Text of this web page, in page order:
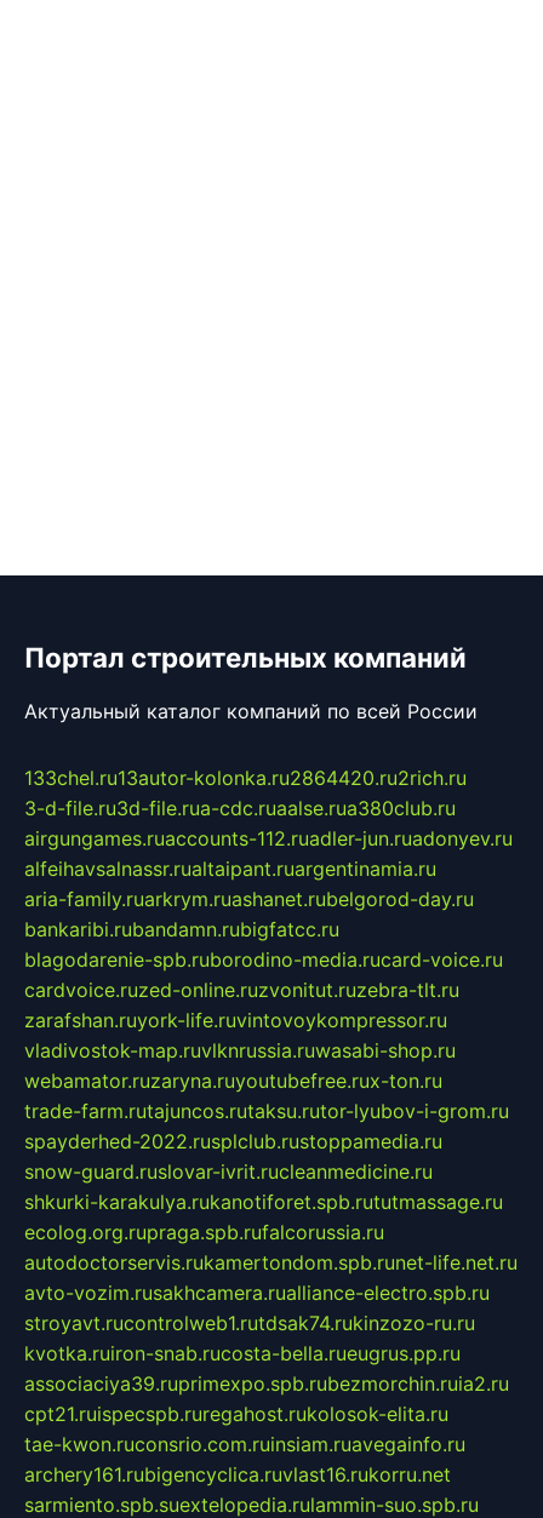
Портал строительных компаний
Актуальный каталог компаний по всей России
133chel.ru13autor-kolonka.ru2864420.ru2rich.ru
3-d-file.ru3d-file.rua-cdc.ruaalse.rua380club.ru
airgungames.ruaccounts-112.ruadler-jun.ruadonyev.ru
alfeihavsalnassr.rualtaipant.ruargentinamia.ru
aria-family.ruarkrym.ruashanet.rubelgorod-day.ru
bankaribi.rubandamn.rubigfatcc.ru
blagodarenie-spb.ruborodino-media.rucard-voice.ru
cardvoice.ruzed-online.ruzvonitut.ruzebra-tlt.ru
zarafshan.ruyork-life.ruvintovoykompressor.ru
vladivostok-map.ruvlknrussia.ruwasabi-shop.ru
webamator.ruzaryna.ruyoutubefree.rux-ton.ru
trade-farm.rutajuncos.rutaksu.rutor-lyubov-i-grom.ru
spayderhed-2022.rusplclub.rustoppamedia.ru
snow-guard.ruslovar-ivrit.rucleanmedicine.ru
shkurki-karakulya.rukanotiforet.spb.rututmassage.ru
ecolog.org.rupraga.spb.rufalcorussia.ru
autodoctorservis.rukamertondom.spb.runet-life.net.ru
avto-vozim.rusakhcamera.rualliance-electro.spb.ru
stroyavt.rucontrolweb1.rutdsak74.rukinzozo-ru.ru
kvotka.ruiron-snab.rucosta-bella.rueugrus.pp.ru
associaciya39.ruprimexpo.spb.rubezmorchin.ruia2.ru
cpt21.ruispecspb.ruregahost.rukolosok-elita.ru
tae-kwon.ruconsrio.com.ruinsiam.ruavegainfo.ru
archery161.rubigencyclica.ruvlast16.rukorru.net
sarmiento.spb.suextelopedia.rulammin-suo.spb.ru